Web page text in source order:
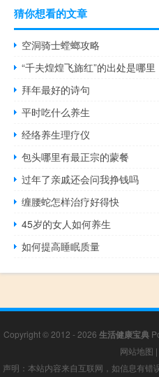
猜你想看的文章
空洞骑士螳螂攻略
“千夫煌煌飞旆红”的出处是哪里
拜年最好的诗句
平时吃什么养生
经络养生理疗仪
包头哪里有最正宗的蒙餐
过年了亲戚还会问我挣钱吗
缠腰蛇怎样治疗好得快
45岁的女人如何养生
如何提高睡眠质量
Copyright © 2012 - 2026 生活健康宝典
网站地图 |
声明：本站内容来自互联网，如信息有